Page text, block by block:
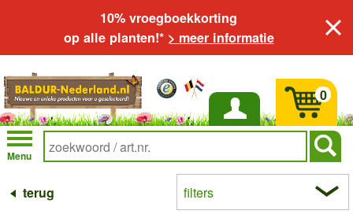
10% vroegboekkorting
op alle planten!* > meer informatie
Inloggen
Menu
0
terug filters